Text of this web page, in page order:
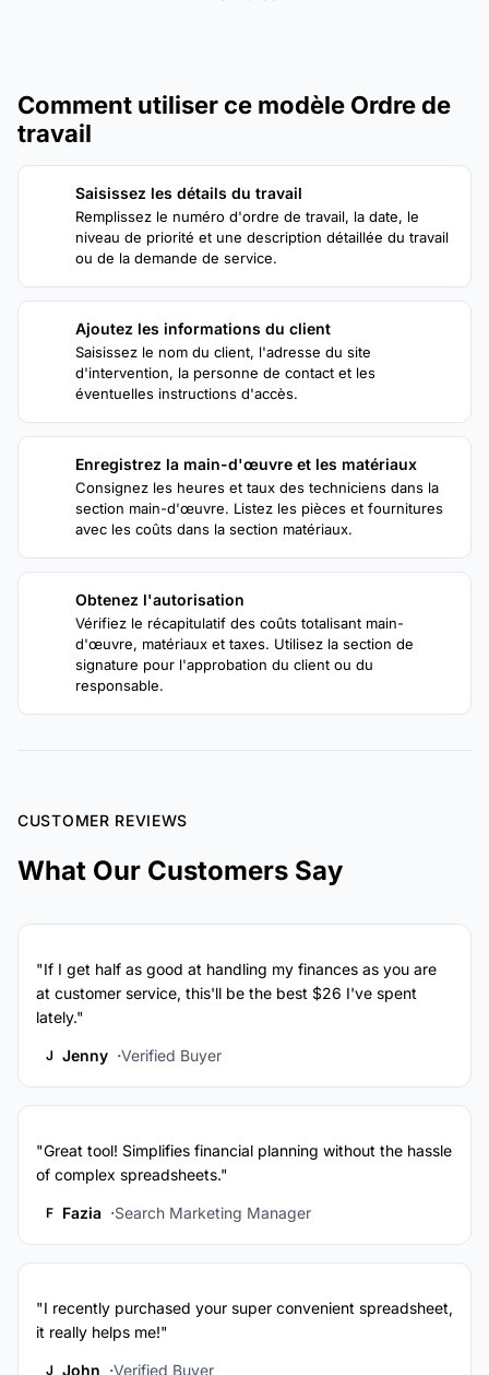
Comment utiliser ce modèle Ordre de
travail
Saisissez les détails du travail
Remplissez le numéro d'ordre de travail, la date, le
niveau de priorité et une description détaillée du travail
ou de la demande de service.
Ajoutez les informations du client
Saisissez le nom du client, l'adresse du site
d'intervention, la personne de contact et les
éventuelles instructions d'accès.
Enregistrez la main-d'œuvre et les matériaux
Consignez les heures et taux des techniciens dans la
section main-d'œuvre. Listez les pièces et fournitures
avec les coûts dans la section matériaux.
Obtenez l'autorisation
Vérifiez le récapitulatif des coûts totalisant main-
d'œuvre, matériaux et taxes. Utilisez la section de
signature pour l'approbation du client ou du
responsable.
CUSTOMER REVIEWS
What Our Customers Say
"If I get half as good at handling my finances as you are
at customer service, this'll be the best $26 I've spent
lately."
J Jenny Verified Buyer
"Great tool! Simplifies financial planning without the hassle
of complex spreadsheets."
F Fazia Search Marketing Manager
"I recently purchased your super convenient spreadsheet,
it really helps me!"
J John Verified Buyer